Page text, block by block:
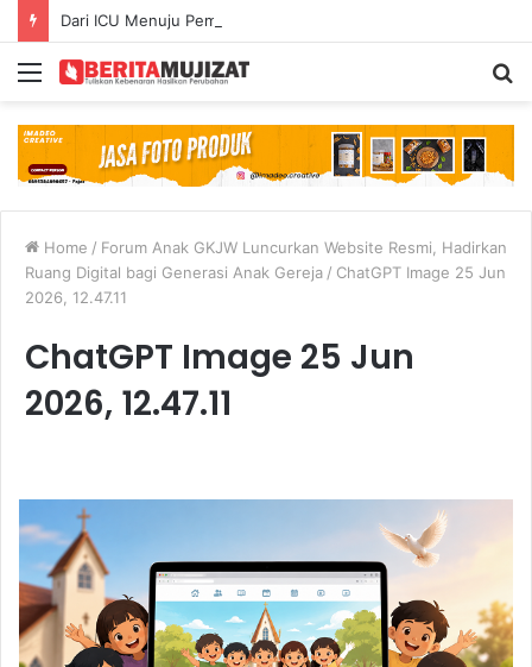
Menu
Home / Forum Anak GKJW Luncurkan Website Resmi, Hadirkan
Ruang Digital bagi Generasi Anak Gereja / ChatGPT Image 25 Jun
2026, 12.47.11
ChatGPT Image 25 Jun
2026, 12.47.11